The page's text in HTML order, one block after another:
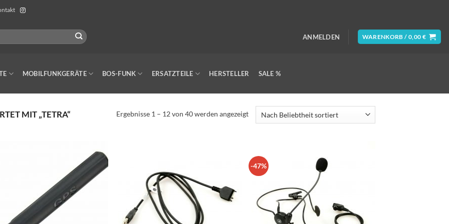
ANMELDEN WARENKORB / 0,00 €
MOBILFUNKGERÄTE BOS-FUNK ERSATZTEILE HERSTELLER SALE %
MIT „TETRA“ Ergebnisse 1 – 12 von 40 werden angezeigtNach
Beliebtheit
-47%